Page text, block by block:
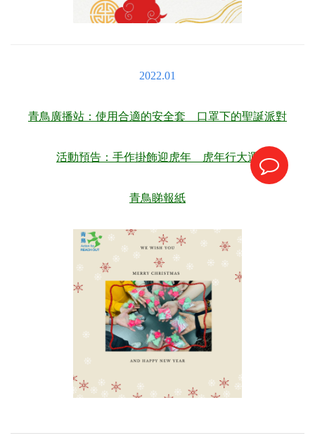
2022.01
青鳥廣播站：使用合適的安全套 口罩下的聖誕派對
活動預告：手作掛飾迎虎年 虎年行大運
青鳥睇報紙